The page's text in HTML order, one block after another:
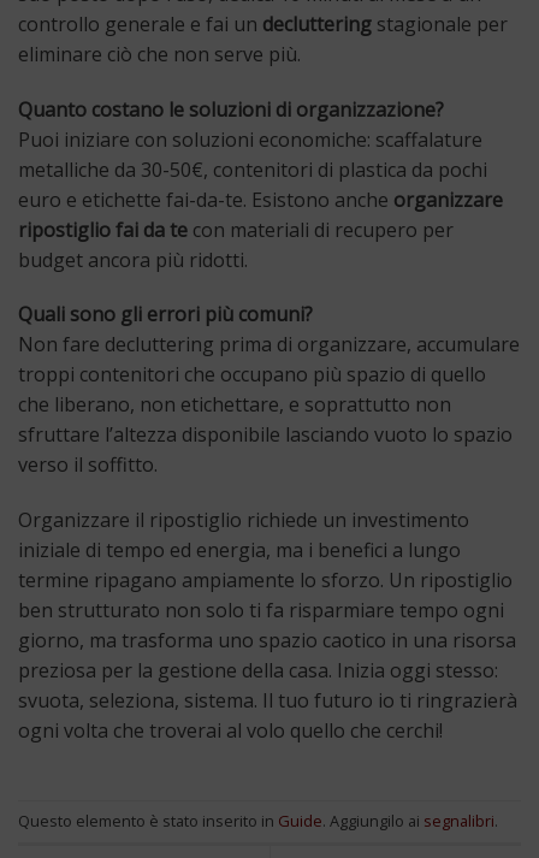
controllo generale e fai un decluttering stagionale per
eliminare ciò che non serve più.
Quanto costano le soluzioni di organizzazione?
Puoi iniziare con soluzioni economiche: scaffalature
metalliche da 30-50€, contenitori di plastica da pochi
euro e etichette fai-da-te. Esistono anche organizzare
ripostiglio fai da te con materiali di recupero per
budget ancora più ridotti.
Quali sono gli errori più comuni?
Non fare decluttering prima di organizzare, accumulare
troppi contenitori che occupano più spazio di quello
che liberano, non etichettare, e soprattutto non
sfruttare l’altezza disponibile lasciando vuoto lo spazio
verso il soffitto.
Organizzare il ripostiglio richiede un investimento
iniziale di tempo ed energia, ma i benefici a lungo
termine ripagano ampiamente lo sforzo. Un ripostiglio
ben strutturato non solo ti fa risparmiare tempo ogni
giorno, ma trasforma uno spazio caotico in una risorsa
preziosa per la gestione della casa. Inizia oggi stesso:
svuota, seleziona, sistema. Il tuo futuro io ti ringrazierà
ogni volta che troverai al volo quello che cerchi!
Questo elemento è stato inserito in Guide. Aggiungilo ai segnalibri.